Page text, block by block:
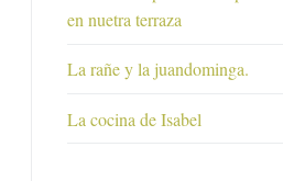
en nuetra terraza
La rañe y la juandominga.
La cocina de Isabel